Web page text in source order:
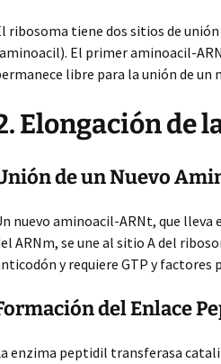
ribosoma tiene dos sitios de
El primer aminoacil-
libre para la unión de un
Elongación de
de un Nuevo
nuevo aminoacil-ARNt, que
ARNm, se une al sitio A del
y requiere GTP y factores
del Enlace
enzima peptidil transferasa